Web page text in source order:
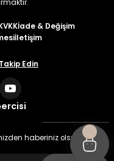
İade & Değişim
İletişim
Edin
haberiniz olsun